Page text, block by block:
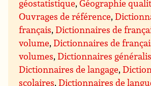
géostatistique,Géographie
Ouvrages de référence,
français,Dictionnaires de
volume,Dictionnaires de
volumes,Dictionnaires
Dictionnaires de langage,
scolaires,Dictionnaires de